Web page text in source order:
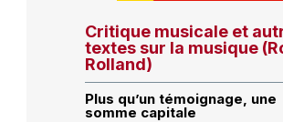
Critique musicale et
textes sur la musique
Rolland)
Plus qu’un témoignage, une
somme capitale